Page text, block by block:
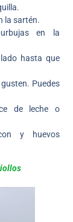
la sartén.
en la
hasta que
Puedes
de leche o
y huevos